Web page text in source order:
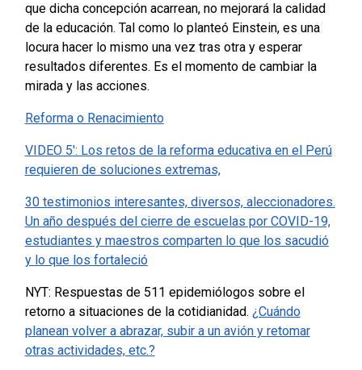
que dicha concepción acarrean, no mejorará la calidad
de la educación. Tal como lo planteó Einstein, es una
locura hacer lo mismo una vez tras otra y esperar
resultados diferentes. Es el momento de cambiar la
mirada y las acciones.
Reforma o Renacimiento
VIDEO 5′: Los retos de la reforma educativa en el Perú
requieren de soluciones extremas,
30 testimonios interesantes, diversos, aleccionadores.
Un año después del cierre de escuelas por COVID-19,
estudiantes y maestros comparten lo que los sacudió
y lo que los fortaleció
NYT: Respuestas de 511 epidemiólogos sobre el
retorno a situaciones de la cotidianidad. ¿Cuándo
planean volver a abrazar, subir a un avión y retomar
otras actividades, etc.?